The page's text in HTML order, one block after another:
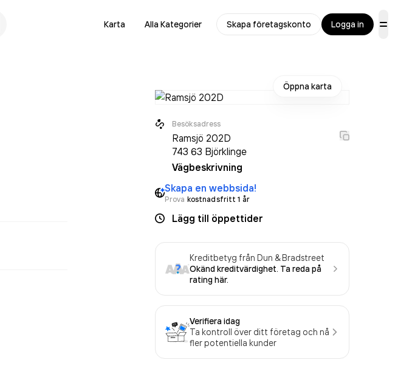
Karta Alla Kategorier Skapa företagskonto Logga in
Öppna karta
Besöksadress
Ramsjö 202D
743 63 Björklinge
Vägbeskrivning
Skapa en webbsida!
Prova kostnadsfritt 1 år
Lägg till öppettider
Kreditbetyg från Dun & Bradstreet
Okänd kreditvärdighet. Ta reda på
rating här.
Verifiera idag
Ta kontroll över ditt företag och nå
fler potentiella kunder